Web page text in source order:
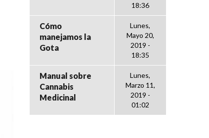
18:36
Cómo
manejamos la
Gota
Lunes,
Mayo 20,
2019 -
18:35
Manual sobre
Cannabis
Medicinal
Lunes,
Marzo 11,
2019 -
01:02